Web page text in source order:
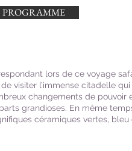
PROGRAMME
lors de ce voyage
visiter l’immense citadelle
changements de
grandioses. En même
céramiques vertes,